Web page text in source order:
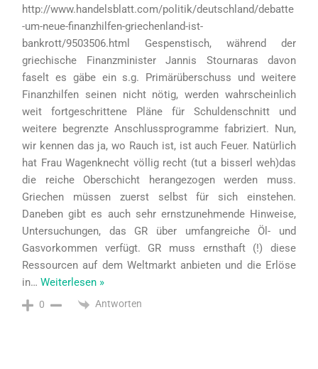
http://www.handelsblatt.com/politik/deutschland/debatte
-um-neue-finanzhilfen-griechenland-ist-
bankrott/9503506.html Gespenstisch, während der
griechische Finanzminister Jannis Stournaras davon
faselt es gäbe ein s.g. Primärüberschuss und weitere
Finanzhilfen seinen nicht nötig, werden wahrscheinlich
weit fortgeschrittene Pläne für Schuldenschnitt und
weitere begrenzte Anschlussprogramme fabriziert. Nun,
wir kennen das ja, wo Rauch ist, ist auch Feuer. Natürlich
hat Frau Wagenknecht völlig recht (tut a bisserl weh)das
die reiche Oberschicht herangezogen werden muss.
Griechen müssen zuerst selbst für sich einstehen.
Daneben gibt es auch sehr ernstzunehmende Hinweise,
Untersuchungen, das GR über umfangreiche Öl- und
Gasvorkommen verfügt. GR muss ernsthaft (!) diese
Ressourcen auf dem Weltmarkt anbieten und die Erlöse
in… Weiterlesen »
0 Antworten